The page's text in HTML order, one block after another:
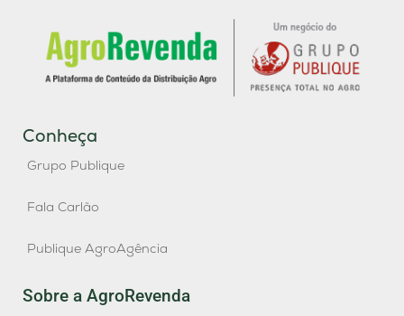
Conheça
Grupo Publique
Fala Carlão
Publique AgroAgência
Sobre a AgroRevenda